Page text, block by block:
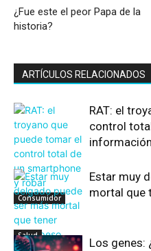
¿Fue este el peor Papa de la
historia?
ARTÍCULOS RELACIONADOS
Consumidor
RAT: el
control
información
Salud
Estar muy
mortal que
Los genes: